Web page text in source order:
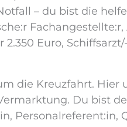
– du bist die
2.350 Euro,
die Kreuzfahrt. Hier
Du bist
Personalreferent:in,